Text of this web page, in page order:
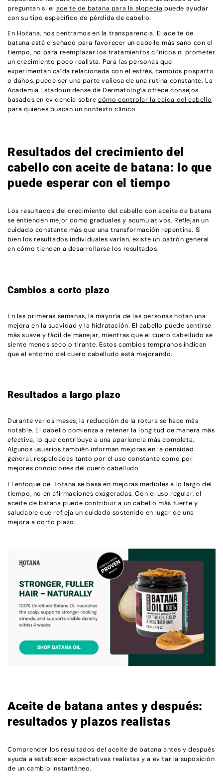
preguntan si el aceite de batana para la alopecia puede ayudar
con su tipo específico de pérdida de cabello.
En Hotana, nos centramos en la transparencia. El aceite de
batana está diseñado para favorecer un cabello más sano con el
tiempo, no para reemplazar los tratamientos clínicos ni prometer
un crecimiento poco realista. Para las personas que
experimentan caída relacionada con el estrés, cambios posparto
o daños, puede ser una parte valiosa de una rutina constante. La
Academia Estadounidense de Dermatología ofrece consejos
basados en evidencia sobrecómo controlar la caída del cabello
para quienes buscan un contexto clínico.
Resultados del crecimiento del
cabello con aceite de batana: lo que
puede esperar con el tiempo
Los resultados del crecimiento del cabello con aceite de batana
se entienden mejor como graduales y acumulativos. Reflejan un
cuidado constante más que una transformación repentina. Si
bien los resultados individuales varían, existe un patrón general
en cómo tienden a desarrollarse los resultados.
Cambios a corto plazo
En las primeras semanas, la mayoría de las personas notan una
mejora en la suavidad y la hidratación. El cabello puede sentirse
más suave y fácil de manejar, mientras que el cuero cabelludo se
siente menos seco o tirante. Estos cambios tempranos indican
que el entorno del cuero cabelludo está mejorando.
Resultados a largo plazo
Durante varios meses, la reducción de la rotura se hace más
notable. El cabello comienza a retener la longitud de manera más
efectiva, lo que contribuye a una apariencia más completa.
Algunos usuarios también informan mejoras en la densidad
general, respaldadas tanto por el uso constante como por
mejores condiciones del cuero cabelludo.
El enfoque de Hotana se basa en mejoras medibles a lo largo del
tiempo, no en afirmaciones exageradas. Con el uso regular, el
aceite de batana puede contribuir a un cabello más fuerte y
saludable que refleja un cuidado sostenido en lugar de una
mejora a corto plazo.
Aceite de batana antes y después:
resultados y plazos realistas
Comprender los resultados del aceite de batana antes y después
ayuda a establecer expectativas realistas y a evitar la suposición
de un cambio instantáneo.